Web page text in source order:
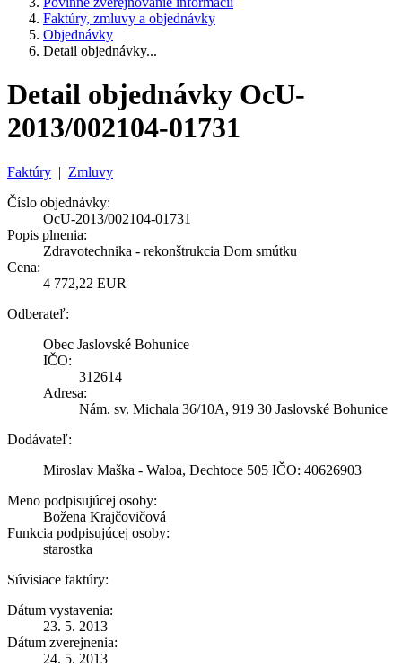
Faktúry, zmluvy a objednávky
Objednávky
Detail objednávky...
Detail objednávky OcU-
2013/002104-01731
Faktúry | Zmluvy
Číslo objednávky:
OcU-2013/002104-01731
Popis plnenia:
Zdravotechnika - rekonštrukcia Dom smútku
Cena:
4 772,22 EUR
Odberateľ:
Obec Jaslovské Bohunice
IČO:
312614
Adresa:
Nám. sv. Michala 36/10A, 919 30 Jaslovské Bohunice
Dodávateľ:
Miroslav Maška - Waloa, Dechtoce 505 IČO: 40626903
Meno podpisujúcej osoby:
Božena Krajčovičová
Funkcia podpisujúcej osoby:
starostka
Súvisiace faktúry:
Dátum vystavenia:
23. 5. 2013
Dátum zverejnenia:
24. 5. 2013